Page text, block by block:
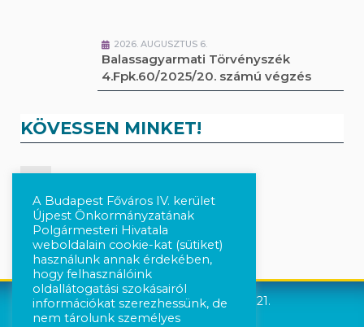
2026. AUGUSZTUS 6.
Balassagyarmati Törvényszék
4.Fpk.60/2025/20. számú végzés
KÖVESSEN MINKET!
Követés Instagram-on
Újpest Önkormányzata © 2021.
A Budapest Főváros IV. kerület
Újpest Önkormányzatának
Polgármesteri Hivatala
weboldalain cookie-kat (sütiket)
használunk annak érdekében,
hogy felhasználóink
oldallátogatási szokásairól
információkat szerezhessünk, de
nem tárolunk személyes